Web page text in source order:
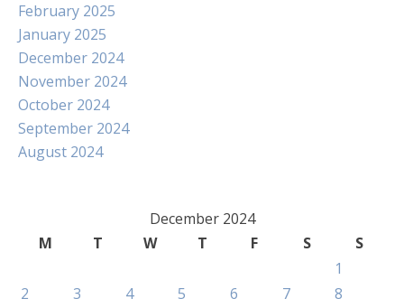
February 2025
January 2025
December 2024
November 2024
October 2024
September 2024
August 2024
December 2024
M
T W T F S
S
1
2
3 4 5 6 7
8